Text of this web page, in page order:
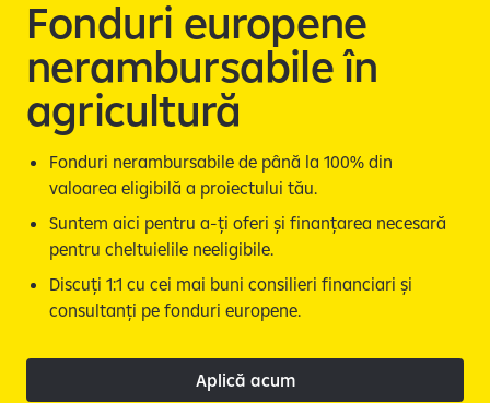
Fonduri europene
nerambursabile în
agricultură
Fonduri nerambursabile de până la 100% din
valoarea eligibilă a proiectului tău.
Suntem aici pentru a-ți oferi și finanțarea necesară
pentru cheltuielile neeligibile.
Discuți 1:1 cu cei mai buni consilieri financiari și
consultanți pe fonduri europene.
Aplică acum